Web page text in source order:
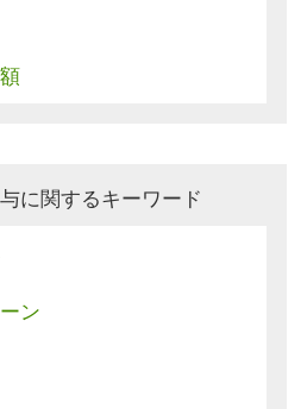
に関するキーワード
ン